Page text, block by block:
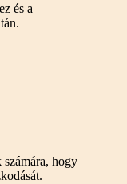
és a
hogy